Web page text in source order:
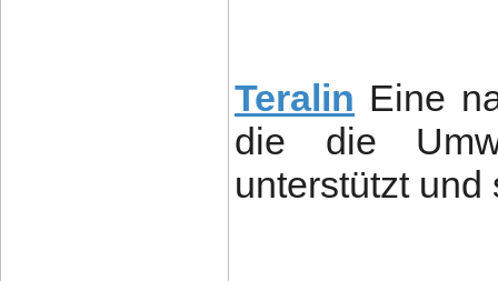
Teralin Eine
die die
unterstützt und